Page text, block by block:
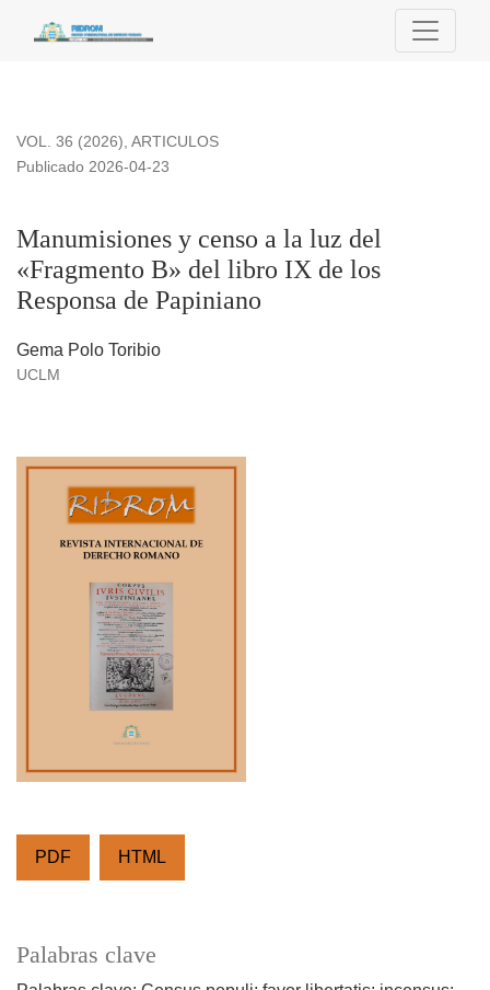
Manumisiones y censo a la luz del «Fragmento B» del libro
VOL. 36 (2026), ARTICULOS
Manumisiones y censo a la luz del
«Fragmento B» del libro IX de los
Responsa de Papiniano
Publicado 2026-04-23
Gema Polo Toribio
UCLM
PDF HTML
Palabras clave